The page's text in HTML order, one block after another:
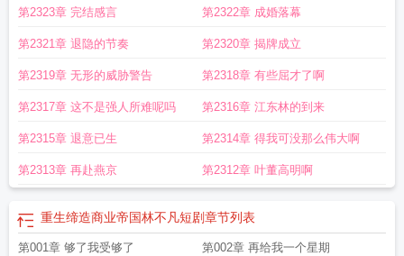
商业帝国叶辰重生缔造商业帝国叶辰陈重生缔造商业帝国林不凡
造商业帝国
重生缔造商业帝国叶辰免费阅读 重生缔造商业帝国完整版听书
缔造商业帝国作者大目
第2323章 完结感言 第2322章 成婚落幕
第2321章 退隐的节奏 第2320章 揭牌成立
第2319章 无形的威胁警告 第2318章 有些屈才了啊
第2317章 这不是强人所难呢吗 第2316章 江东林的到来
第2315章 退意已生 第2314章 得我可没那么伟大啊
第2313章 再赴燕京 第2312章 叶董高明啊
重生缔造商业帝国林不凡短剧章节列表
第001章 够了我受够了 第002章 再给我一个星期